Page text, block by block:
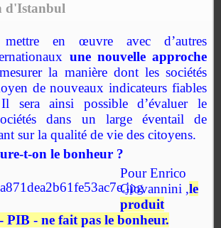
d'Istanbul
en œuvre avec d’autres
une nouvelle approche
la manière dont les sociétés
de nouveaux indicateurs fiables
sera ainsi possible d’évaluer le
dans un large éventail de
sur la qualité de vie des citoyens.
t-on le bonheur ?
Pour Enrico
Giovannini ,le
produit
- ne fait pas le bonheur.